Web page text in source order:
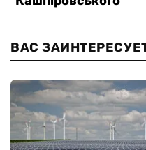
ВАС